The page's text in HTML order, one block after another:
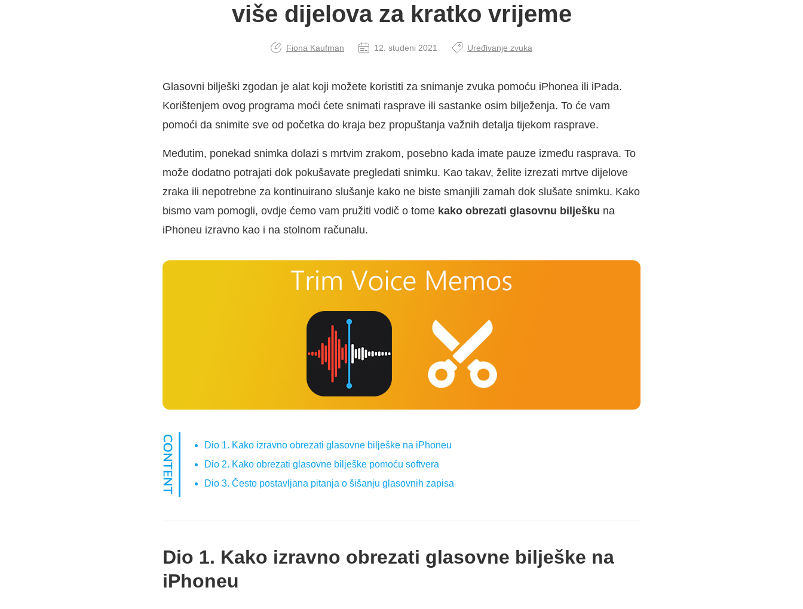
više dijelova za kratko vrijeme
Fiona Kaufman 12. studeni 2021 Uređivanje zvuka
Glasovni bilješki zgodan je alat koji možete koristiti za snimanje zvuka pomoću iPhonea ili iPada.
Korištenjem ovog programa moći ćete snimati rasprave ili sastanke osim bilježenja. To će vam
pomoći da snimite sve od početka do kraja bez propuštanja važnih detalja tijekom rasprave.
Međutim, ponekad snimka dolazi s mrtvim zrakom, posebno kada imate pauze između rasprava. To
može dodatno potrajati dok pokušavate pregledati snimku. Kao takav, želite izrezati mrtve dijelove
zraka ili nepotrebne za kontinuirano slušanje kako ne biste smanjili zamah dok slušate snimku. Kako
bismo vam pomogli, ovdje ćemo vam pružiti vodič o tome kako obrezati glasovnu bilješku na
iPhoneu izravno kao i na stolnom računalu.
Dio 1. Kako izravno obrezati glasovne bilješke na iPhoneu
Dio 2. Kako obrezati glasovne bilješke pomoću softvera
Dio 3. Često postavljana pitanja o šišanju glasovnih zapisa
Dio 1. Kako izravno obrezati glasovne bilješke na
iPhoneu